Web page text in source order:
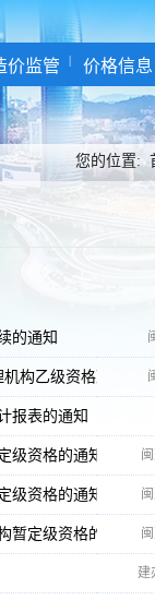
价监管 价格信息
您的位置:
的通知
构乙级资格延续的
报表的通知
级资格的通知
级资格的通知
暂定级资格的通知
建